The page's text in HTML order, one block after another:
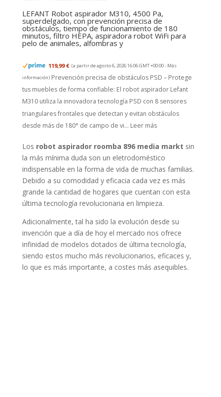
superdelgado, con prevención precisa de
obstáculos, tiempo de funcionamiento de 180
minutos, filtro HEPA, aspiradora robot WiFi para
pelo de animales, alfombras y
información ) Prevención precisa de obstáculos PSD – Protege
tus muebles de forma confiable: El robot aspirador Lefant
M310 utiliza la innovadora tecnología PSD con 8 sensores
triangulares frontales que detectan y evitan obstáculos
desde más de 180° de campo de vi...Leer más
la más mínima duda son un eletrodoméstico
indispensable en la forma de vida de muchas familias.
Debido a su comodidad y eficacia cada vez es más
grande la cantidad de hogares que cuentan con esta
última tecnología revolucionaria en limpieza.
Adicionalmente, tal ha sido la evolución desde su
invención que a día de hoy el mercado nos ofrece
infinidad de modelos dotados de última tecnología,
siendo estos mucho más revolucionarios, eficaces y,
lo que es más importante, a costes más asequibles.